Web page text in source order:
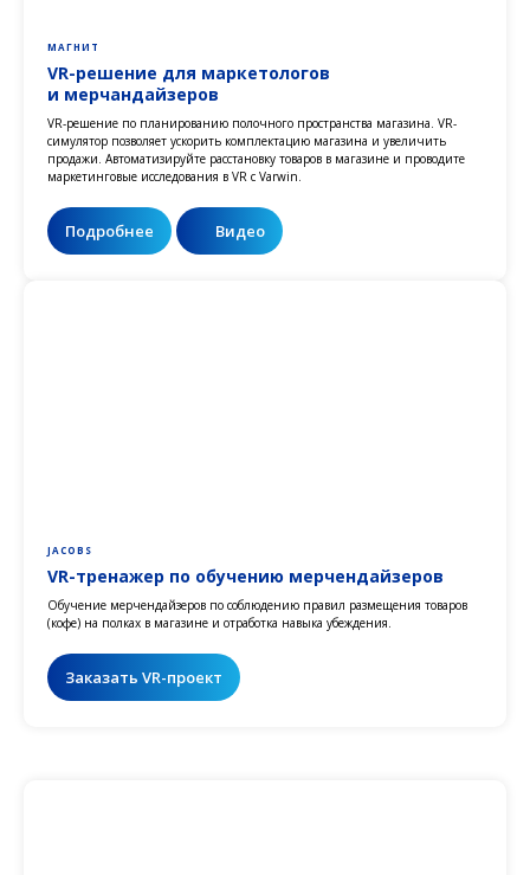
МАГНИТ
VR-решение для маркетологов
и мерчандайзеров
VR-решение по планированию полочного пространства магазина. VR-
симулятор позволяет ускорить комплектацию магазина и увеличить
продажи. Автоматизируйте расстановку товаров в магазине и проводите
маркетинговые исследования в VR с Varwin.
Подробнее Видео
JACOBS
VR-тренажер по обучению мерчендайзеров
Обучение мерчендайзеров по соблюдению правил размещения товаров
(кофе) на полках в магазине и отработка навыка убеждения.
Заказать VR-проект